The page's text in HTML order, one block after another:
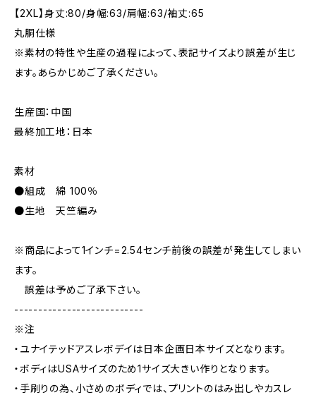
【2XL】身丈:80/身幅:63/肩幅:63/袖丈:65
丸胴仕様
※素材の特性や生産の過程によって、表記サイズより誤差が生じ
ます。あらかじめご了承ください。
生産国：中国
最終加工地：日本
素材
●組成 綿 100％
●生地 天竺編み
※商品によって1インチ=2.54センチ前後の誤差が発生してしまい
ます。
誤差は予めご了承下さい。
---------------------------
※注
・ユナイテッドアスレボデイは日本企画日本サイズとなります。
・ボディはUSAサイズのため1サイズ大きい作りとなります。
・手刷りの為、小さめのボディでは、プリントのはみ出しやカスレ